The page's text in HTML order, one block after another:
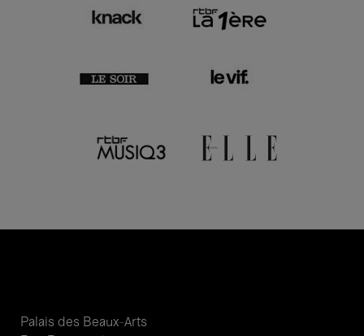
Palais des Beaux-Arts